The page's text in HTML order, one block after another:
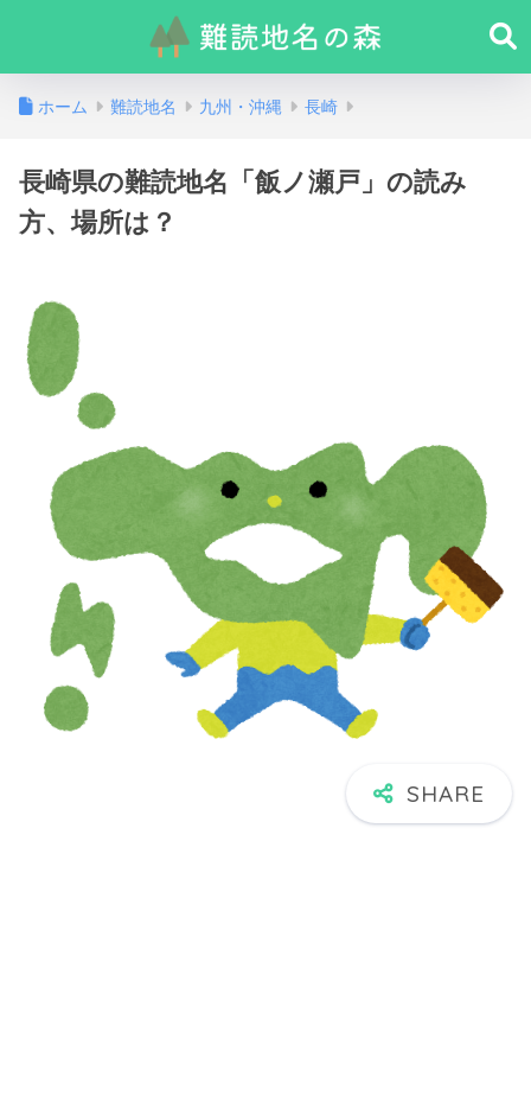
ホーム 難読地名 九州・沖縄 長崎
長崎県の難読地名「飯ノ瀬戸」の読み
方、場所は？